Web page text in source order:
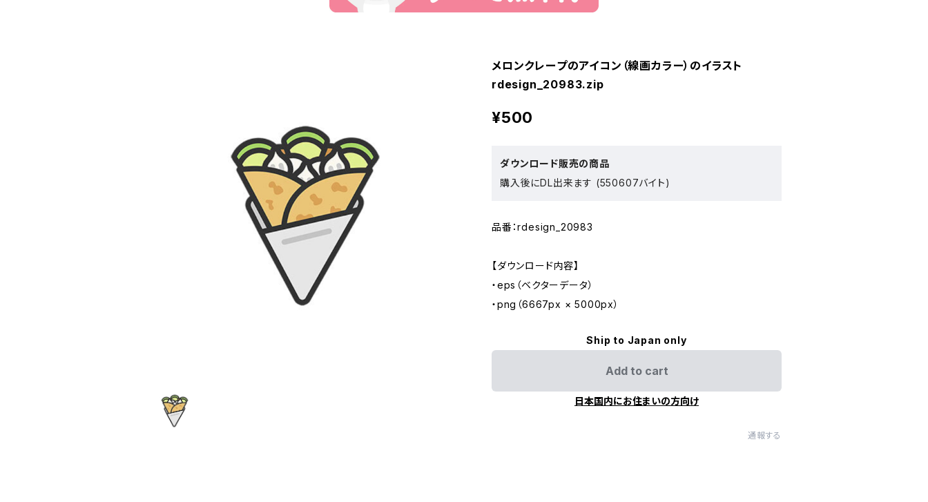
メロンクレープのアイコン（線画カラー）のイラスト
rdesign_20983.zip
¥500
ダウンロード販売の商品
購入後にDL出来ます (550607バイト)
品番：rdesign_20983
【ダウンロード内容】
・eps（ベクターデータ）
・png（6667px × 5000px）
Ship to Japan only
Add to cart
日本国内にお住まいの方向け
通報する